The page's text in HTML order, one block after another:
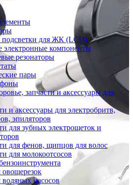
для ЖК (LCD)
электронные компоненты
резонаторы
пары
запчасти и аксессуары для
и аксессуары для электробритв,
эпиляторов
для зубных электрощеток и
для фенов, щипцов для волос
для молокоотсосов
овощерезок
водяных насосов